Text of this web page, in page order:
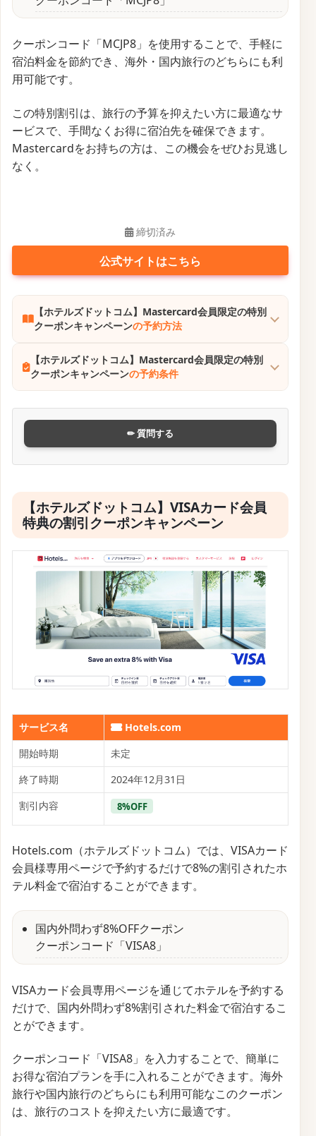
クーポンコード「MCJP8」を使用することで、手軽に
宿泊料金を節約でき、海外・国内旅行のどちらにも利
用可能です。
この特別割引は、旅行の予算を抑えたい方に最適なサ
ービスで、手間なくお得に宿泊先を確保できます。
Mastercardをお持ちの方は、この機会をぜひお見逃し
なく。
締切済み
公式サイトはこちら
【ホテルズドットコム】Mastercard会員限定の特別
クーポンキャンペーンの予約方法
【ホテルズドットコム】Mastercard会員限定の特別
クーポンキャンペーンの予約条件
✏ 質問する
【ホテルズドットコム】VISAカード会員
特典の割引クーポンキャンペーン
サービス名
Hotels.com
開始時期
未定
終了時期
2024年12月31日
割引内容
8%OFF
Hotels.com（ホテルズドットコム）では、VISAカード
会員様専用ページで予約するだけで8%の割引されたホ
テル料金で宿泊することができます。
国内外問わず8%OFFクーポン
クーポンコード「VISA8」
VISAカード会員専用ページを通じてホテルを予約する
だけで、国内外問わず8%割引された料金で宿泊するこ
とができます。
クーポンコード「VISA8」を入力することで、簡単に
お得な宿泊プランを手に入れることができます。海外
旅行や国内旅行のどちらにも利用可能なこのクーポン
は、旅行のコストを抑えたい方に最適です。